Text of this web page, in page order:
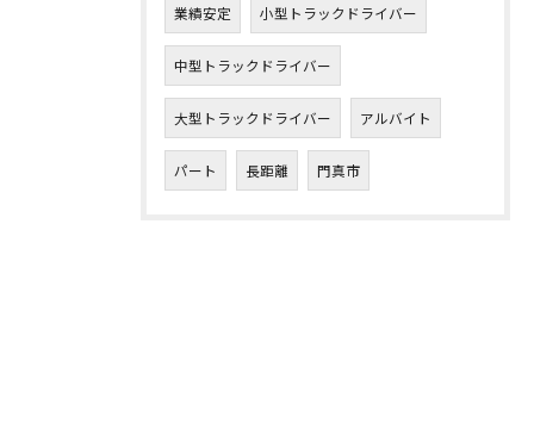
業績安定 小型トラックドライバー
中型トラックドライバー
大型トラックドライバー アルバイト
パート 長距離 門真市